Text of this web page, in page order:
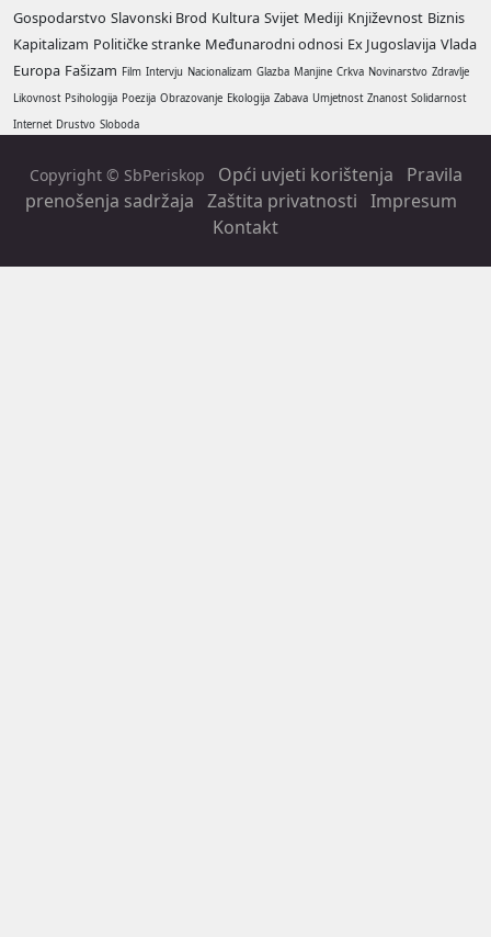
Gospodarstvo Slavonski Brod Kultura Svijet Mediji Književnost Biznis
Kapitalizam Političke stranke Međunarodni odnosi Ex Jugoslavija Vlada
Europa Fašizam Film Intervju Nacionalizam Glazba Manjine Crkva Novinarstvo Zdravlje
Likovnost Psihologija Poezija Obrazovanje Ekologija Zabava Umjetnost Znanost Solidarnost
Internet Drustvo Sloboda
Copyright © SbPeriskop Opći uvjeti korištenja
Pravila
prenošenja sadržaja Zaštita privatnosti Impresum
Kontakt